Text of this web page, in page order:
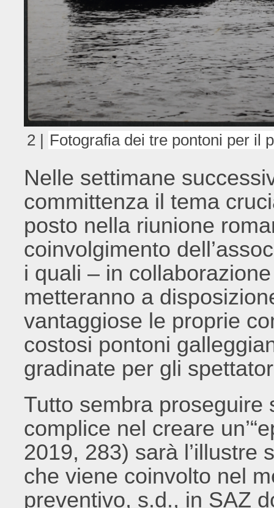
2 | Fotografia dei tre pontoni per il
Nelle settimane
committenza il tema
posto nella riunione
coinvolgimento
i quali – in
metteranno a
vantaggiose le proprie
costosi pontoni
gradinate per gli
Tutto sembra proseguire
complice nel creare
2019, 283) sarà l’illustre
che viene coinvolto nel
preventivo, s.d., in SAZ